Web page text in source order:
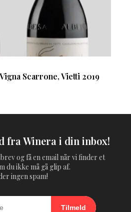
Scarrone, Vietti 2019
fra Winera i din inbox!
og få en email når vi finder et
du ikke må gå glip af.
ingen spam!
Tilmeld